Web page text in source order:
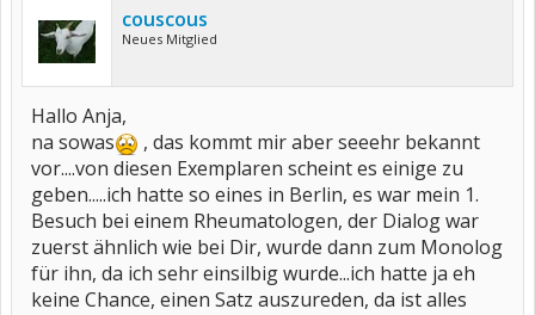
couscous
Neues Mitglied
Hallo Anja,
na sowas
, das kommt mir aber seeehr bekannt
vor....von diesen Exemplaren scheint es einige zu
geben.....ich hatte so eines in Berlin, es war mein 1.
Besuch bei einem Rheumatologen, der Dialog war
zuerst ähnlich wie bei Dir, wurde dann zum Monolog
für ihn, da ich sehr einsilbig wurde...ich hatte ja eh
keine Chance, einen Satz auszureden, da ist alles